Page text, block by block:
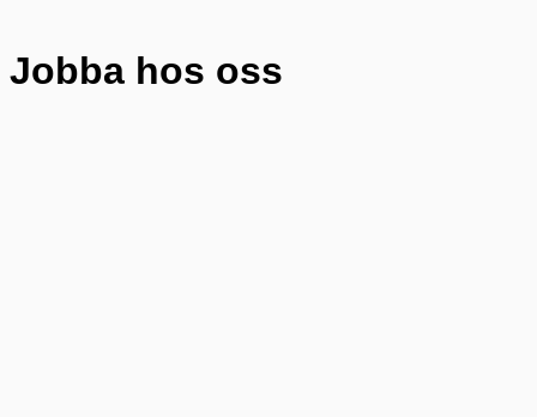
Jobba hos oss